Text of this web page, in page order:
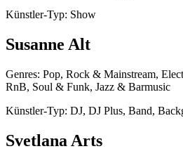
Künstler-Typ: Show
Susanne Alt
Genres: Pop, Rock & Mainstream,
RnB, Soul & Funk, Jazz & Barmusic
Künstler-Typ: DJ, DJ Plus, Band,
Svetlana Arts